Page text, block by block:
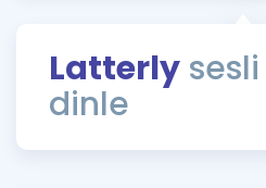
Rehberlik Aracı
ÖSYM Sınav Takvimi
Latterly sesli
dinle